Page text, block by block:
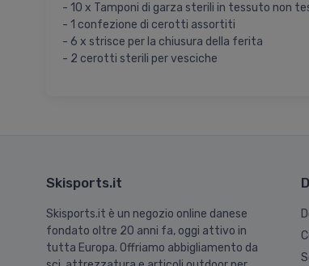
- 10 x Tamponi di garza sterili in tessuto non
- 1 confezione di cerotti assortiti
- 6 x strisce per la chiusura della ferita
- 2 cerotti sterili per vesciche
Skisports.it
Skisports.it è un negozio online danese
fondato oltre 20 anni fa, oggi attivo in
tutta Europa. Offriamo abbigliamento da